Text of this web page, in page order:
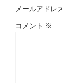
メールアドレ
コメント ※